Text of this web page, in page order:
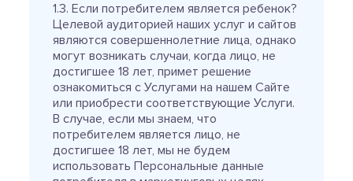
1.3. Если потребителем является ребенок?
Целевой аудиторией наших услуг и сайтов
являются совершеннолетние лица, однако
могут возникать случаи, когда лицо, не
достигшее 18 лет, примет решение
ознакомиться с Услугами на нашем Сайте
или приобрести соответствующие Услуги.
В случае, если мы знаем, что
потребителем является лицо, не
достигшее 18 лет, мы не будем
использовать Персональные данные